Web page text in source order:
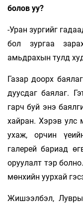
болов уу?
-Уран зургийг
бол зургаа
амьдрахын тулд
Газар доорх
дуусдаг баялаг.
гарч буй энэ
хайран. Хэрэв улс
ухаж, орчин
галерей бариад
оруулалт тэр
мөнхийн уурхай
Жишээлбэл,